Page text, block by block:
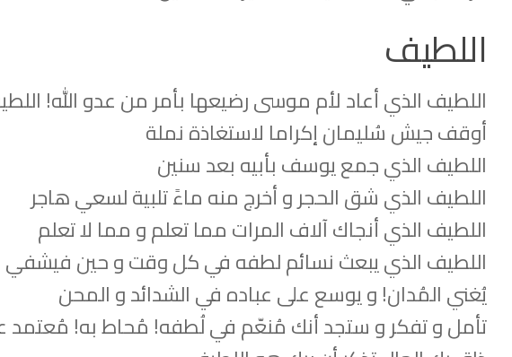
اللطيف
اللطيف الذي أعاد لأم موسى رضيعها بأمر من عدو الله!
أوقف جيش سُليمان إكراما لاستغاذة نملة
اللطيف الذي جمع يوسف بأبيه بعد سنين
اللطيف الذي شق الحجر و أخرج منه ماءً تلبية لسعي هاجر
اللطيف الذي أنجاك آلاف المرات مما تعلم و مما لا تعلم
اللطيف الذي يبعث نسائم لطفه في كل وقت و حين فيشفي
يُغني المُدان! و يوسع على عباده في الشدائد و المحن
تأمل و تفكر و ستجد أنك مُنعّم في لُطفه! مُحاط به! مُعتمد